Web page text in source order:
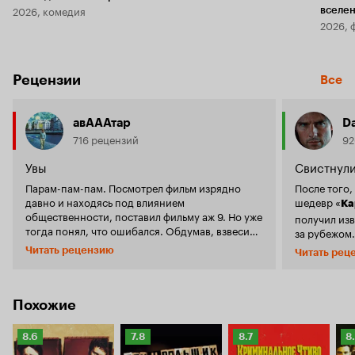
2026, комедия
2026,
Рецензии Все
авАААтар
716 рецензий
Увы
Парам-пам-пам. Посмотрел фильм изрядно
давно и находясь под влиянием
общественности, поставил фильму аж 9. Но уже
тогда понял, что ошибался. Обдумав, взвесив
все положительные и отрицательные стороны
фильма. пришел к выводу, что назвать этот
оригинальный, да и хронометраж не заставит
скучать. Увы, я заскучал. Фильм не смотрится
на годном дыхании и пересматривать это кино
мне просто будет лень. Мне лень будет заново
Читать рецензию
После
шедевр «
получил
за
Голливуд,
одну
воистину
Читать
Похожие
Рейтинг
Кинопоиска
8.6
Рейтинг
Кинопоиска
7.8
Рейтинг
Кинопоиска
8.7